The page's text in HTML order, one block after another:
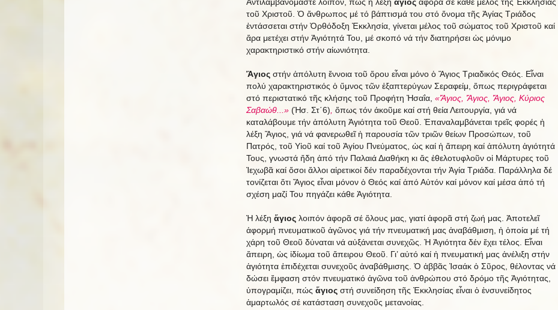
τοῦ Χριστοῦ. Ὁ ἄνθρωπος μέ τό βάπτισμά του στό ὄνομα τῆς Ἁγίας Τριάδος
ἐντάσσεται στήν Ὀρθόδοξη Ἐκκλησία, γίνεται μέλος τοῦ σώματος τοῦ Χριστοῦ καί
ἄρα μετέχει στήν Ἁγιότητά Του, μέ σκοπό νά τήν διατηρήσει ὡς μόνιμο
χαρακτηριστικό στήν αἰωνιότητα.
Ἅγιοςστήν ἀπόλυτη ἔννοια τοῦ ὅρου εἶναι μόνο ὁ Ἅγιος Τριαδικός Θεός. Εἶναι
πολύ χαρακτηριστικός ὁ ὕμνος τῶν ἐξαπτερύγων Σεραφείμ, ὅπως περιγράφεται
στό περιστατικό τῆς κλήσης τοῦ Προφήτη Ἠσαΐα, «Ἅγιος, Ἅγιος, Ἅγιος, Κύριος
Σαβαώθ...»(Ἠσ. Στ΄6) ὅπως τόν ἀκοῦμε καί στή θεία Λειτουργία, γιά νά
καταλάβουμε τήν ἀπόλυτη Ἁγιότητα τοῦ Θεοῦ. Ἐπαναλαμβάνεται τρεῖς φορές ἡ
λέξη Ἅγιος, γιά νά φανερωθεῖ ἡ παρουσία τῶν τριῶν θείων Προσώπων, τοῦ
Πατρός, τοῦ Υἱοῦ καί τοῦ Ἁγίου Πνεύματος, ὡς καί ἡ ἄπειρη καί ἀπόλυτη ἁγιότητά
Τους, γνωστά ἤδη ἀπό τήν Παλαιά Διαθήκη κι ἄς ἐθελοτυφλοῦν οἱ Μάρτυρες τοῦ
Ἰεχωβᾶ καί ὅσοι ἄλλοι αἱρετικοί δέν παραδέχονται τήν Ἁγία Τριάδα. Παράλληλα δέ
τονίζεται ὅτι Ἅγιος εἶναι μόνον ὁ Θεός καί ἀπό Αὐτόν καί μόνον καί μέσα ἀπό τή
σχέση μαζί Του πηγάζει κάθε Ἁγιότητα.
Ἡ λέξη ἅγιοςλοιπόν ἀφορᾶ σέ ὅλους μας, γιατί ἀφορᾶ στή ζωή μας. Ἀποτελεῖ
ἀφορμή πνευματικοῦ ἀγῶνος γιά τήν πνευματική μας ἀναβάθμιση, ἡ ὁποία μέ τή
χάρη τοῦ Θεοῦ δύναται νά αὐξάνεται συνεχῶς. Ἡ Ἁγιότητα δέν ἔχει τέλος. Εἶναι
ἄπειρη, ὡς ἰδίωμα τοῦ ἄπειρου Θεοῦ. Γι’ αὐτό καί ἡ πνευματική μας ἀνέλιξη στήν
ἁγιότητα ἐπιδέχεται συνεχοῦς ἀναβάθμισης. Ὁ ἁββᾶς Ἰσαάκ ὁ Σῦρος, θέλοντας νά
δώσει ἔμφαση στόν πνευματικό ἀγῶνα τοῦ ἀνθρώπου στό δρόμο τῆς Ἁγιότητας,
ὑπογραμίζει, πώς ἅγιοςστή συνείδηση τῆς Ἐκκλησίας εἶναι ὁ ἐνσυνείδητος
ἁμαρτωλός σέ κατάσταση συνεχοῦς μετανοίας.